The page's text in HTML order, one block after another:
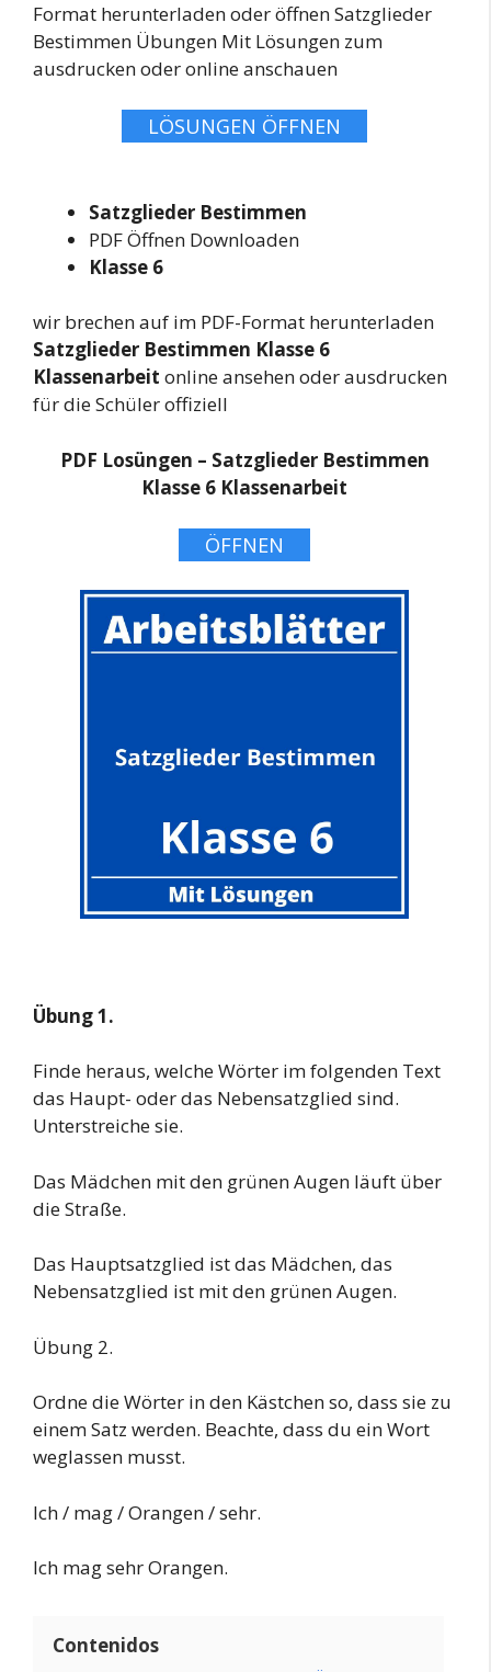
Format herunterladen oder öffnen Satzglieder
Bestimmen Übungen Mit Lösungen zum
ausdrucken oder online anschauen
LÖSUNGEN ÖFFNEN
Satzglieder Bestimmen
PDF Öffnen Downloaden
Klasse 6
wir brechen auf im PDF-Format herunterladen
Satzglieder Bestimmen Klasse 6
Klassenarbeit online ansehen oder ausdrucken
für die Schüler offiziell
PDF Losüngen – Satzglieder Bestimmen
Klasse 6 Klassenarbeit
ÖFFNEN
Übung 1.
Finde heraus, welche Wörter im folgenden Text
das Haupt- oder das Nebensatzglied sind.
Unterstreiche sie.
Das Mädchen mit den grünen Augen läuft über
die Straße.
Das Hauptsatzglied ist das Mädchen, das
Nebensatzglied ist mit den grünen Augen.
Übung 2.
Ordne die Wörter in den Kästchen so, dass sie zu
einem Satz werden. Beachte, dass du ein Wort
weglassen musst.
Ich / mag / Orangen / sehr.
Ich mag sehr Orangen.
Contenidos